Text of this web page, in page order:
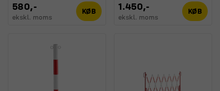
580,-
ekskl. moms
KØB 1.450,-
ekskl. moms
KØB